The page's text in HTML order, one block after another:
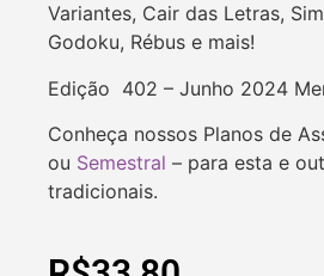
Variantes, Cair das Letras,
Godoku, Rébus e mais!
Edição 402 – Junho 2024
Conheça nossos Planos de
ou Semestral – para esta e
tradicionais.